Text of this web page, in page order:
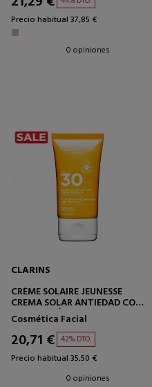
Precio habitual 37,85 €
0 opiniones
CLARINS
CRÈME SOLAIRE JEUNESSE
CREMA SOLAR ANTIEDAD CON
PROTECCIÓN SPF30+
Cosmética Facial
20,71 € 42% DTO.
Precio habitual 35,50 €
0 opiniones